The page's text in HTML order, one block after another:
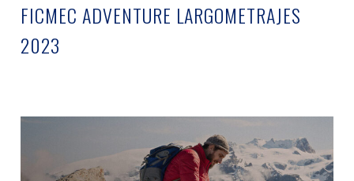
FICMEC ADVENTURE LARGOMETRAJES
2023